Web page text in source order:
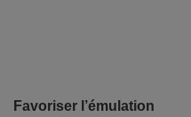
Favoriser l’émulation